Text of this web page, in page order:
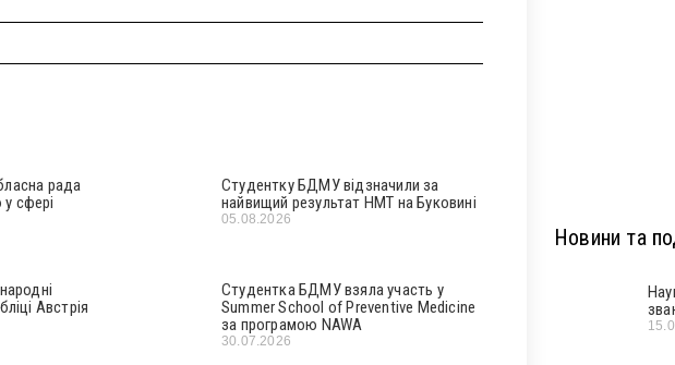
рада
сфері
Студентку БДМУ відзначили за
найвищий результат НМТ на Буковині
05.08.2026
Австрія
Студентка БДМУ взяла участь у
Summer School of Preventive Medicine
за програмою NAWA
30.07.2026
Новини та